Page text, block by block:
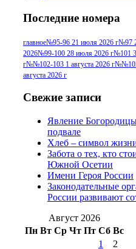
июля 2017 г(11)
г(13) №96 28 июля
июля 2014 г(10)
2016 г(13)
июля 2017 г
2012 г
(15)
(15)№98 1 августа
августа 2016 г(10)
№98 8 августа 2013 г
августа 2012 г
2017 г(9)
2016 г(12) №99 8
августа 2012 г(11)
Последние номера
главное№95-96 21 июля 2026 г№97
2026№99-100 28 июля 2026 г№101
г№№102-103 1 августа 2026 г
августа 2026 г
Свежие записи
Явление
подвале
Хлеб – символ
Забота о тех, кто
Южной Осетии
Имени Героя России
Законодательные
России развивают
Август 2026
Пн Вт Ср Чт Пт Сб Вс
1
2